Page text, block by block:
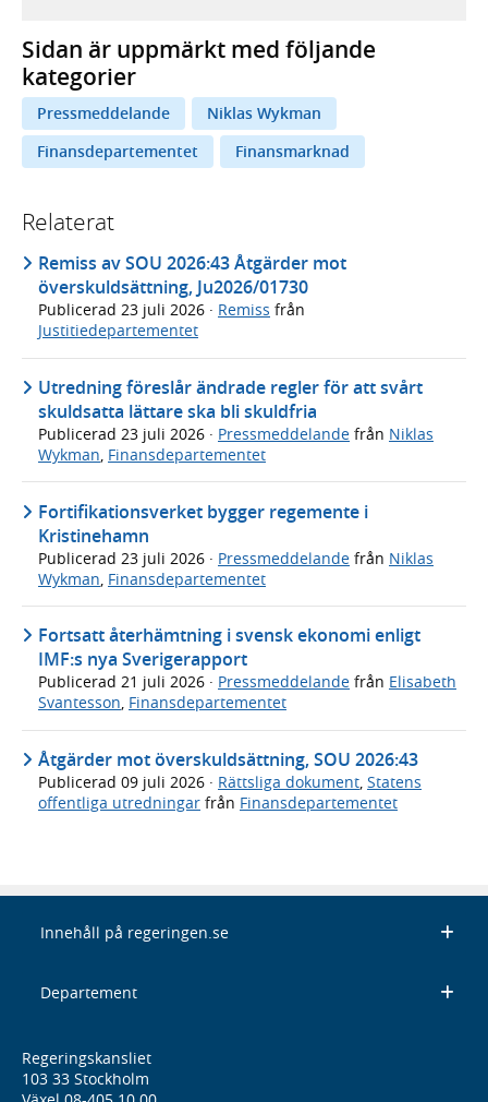
Sidan är uppmärkt med följande
kategorier
Pressmeddelande
Niklas Wykman
Finansdepartementet
Finansmarknad
Relaterat
Remiss av SOU 2026:43 Åtgärder mot
överskuldsättning, Ju2026/01730
Publicerad 23 juli 2026 · Remiss från
Justitiedepartementet
Utredning föreslår ändrade regler för att svårt
skuldsatta lättare ska bli skuldfria
Publicerad 23 juli 2026 · Pressmeddelande från Niklas
Wykman, Finansdepartementet
Fortifikationsverket bygger regemente i
Kristinehamn
Publicerad 23 juli 2026 · Pressmeddelande från Niklas
Wykman Finansdepartementet
Fortsatt återhämtning i svensk ekonomi enligt
IMF:s nya Sverigerapport
Publicerad 21 juli 2026 · Pressmeddelande från Elisabeth
Svantesson, Finansdepartementet
Åtgärder mot överskuldsättning, SOU 2026:43
Publicerad 09 juli 2026 · Rättsliga dokument, Statens
offentliga utredningar från Finansdepartementet
Innehåll på regeringen.se
Departement
Regeringskansliet
103 33 Stockholm